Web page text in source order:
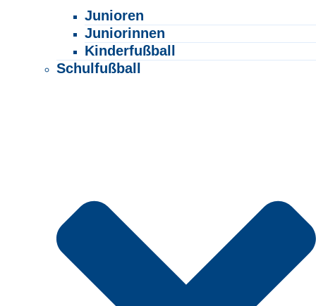
Junioren
Juniorinnen
Kinderfußball
Schulfußball